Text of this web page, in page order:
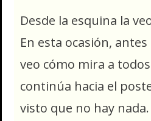
Desde la esquina la
En esta ocasión,
veo cómo mira a
continúa hacia el
visto que no hay